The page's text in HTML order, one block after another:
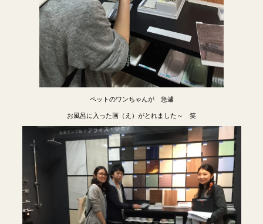
ペットのワンちゃんが 急遽
お風呂に入った画（え）がとれました～ 笑